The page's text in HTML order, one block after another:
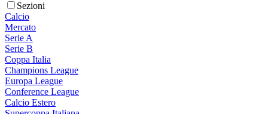
Sezioni
Calcio
Mercato
Serie A
Serie B
Coppa Italia
Champions League
Europa League
Conference League
Calcio Estero